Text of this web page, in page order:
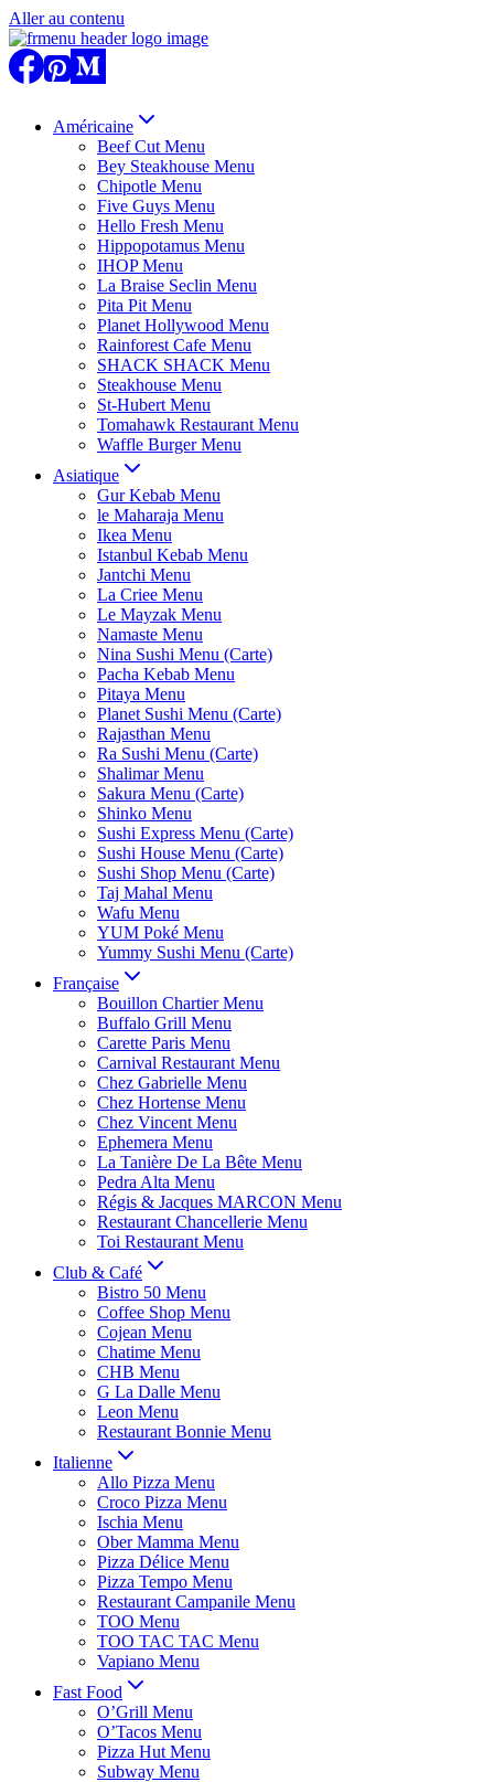
Aller au contenu
Américaine
Beef Cut Menu
Bey Steakhouse Menu
Chipotle Menu
Five Guys Menu
Hello Fresh Menu
Hippopotamus Menu
IHOP Menu
La Braise Seclin Menu
Pita Pit Menu
Planet Hollywood Menu
Rainforest Cafe Menu
SHACK SHACK Menu
Steakhouse Menu
St-Hubert Menu
Tomahawk Restaurant Menu
Waffle Burger Menu
Asiatique
Gur Kebab Menu
le Maharaja Menu
Ikea Menu
Istanbul Kebab Menu
Jantchi Menu
La Criee Menu
Le Mayzak Menu
Namaste Menu
Nina Sushi Menu (Carte)
Pacha Kebab Menu
Pitaya Menu
Planet Sushi Menu (Carte)
Rajasthan Menu
Ra Sushi Menu (Carte)
Shalimar Menu
Sakura Menu (Carte)
Shinko Menu
Sushi Express Menu (Carte)
Sushi House Menu (Carte)
Sushi Shop Menu (Carte)
Taj Mahal Menu
Wafu Menu
YUM Poké Menu
Yummy Sushi Menu (Carte)
Française
Bouillon Chartier Menu
Buffalo Grill Menu
Carette Paris Menu
Carnival Restaurant Menu
Chez Gabrielle Menu
Chez Hortense Menu
Chez Vincent Menu
Ephemera Menu
La Tanière De La Bête Menu
Pedra Alta Menu
Régis & Jacques MARCON Menu
Restaurant Chancellerie Menu
Toi Restaurant Menu
Club & Café
Bistro 50 Menu
Coffee Shop Menu
Cojean Menu
Chatime Menu
CHB Menu
G La Dalle Menu
Leon Menu
Restaurant Bonnie Menu
Italienne
Allo Pizza Menu
Croco Pizza Menu
Ischia Menu
Ober Mamma Menu
Pizza Délice Menu
Pizza Tempo Menu
Restaurant Campanile Menu
TOO Menu
TOO TAC TAC Menu
Vapiano Menu
Fast Food
O’Grill Menu
O’Tacos Menu
Pizza Hut Menu
Subway Menu